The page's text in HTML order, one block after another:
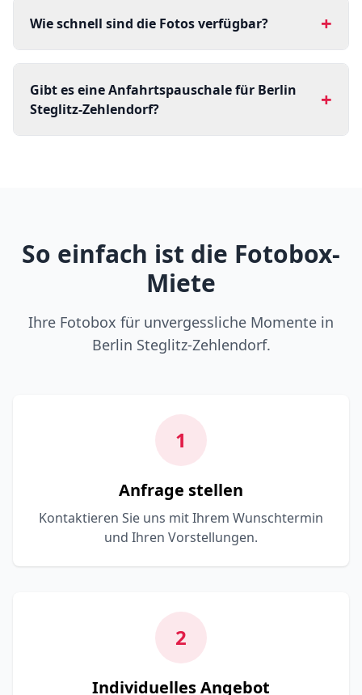
Wie schnell sind die Fotos verfügbar? +
Gibt es eine Anfahrtspauschale für Berlin
Steglitz-Zehlendorf?
+
So einfach ist die Fotobox-
Miete
Ihre Fotobox für unvergessliche Momente in
Berlin Steglitz-Zehlendorf.
1
Anfrage stellen
Kontaktieren Sie uns mit Ihrem Wunschtermin
und Ihren Vorstellungen.
2
Individuelles Angebot